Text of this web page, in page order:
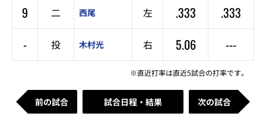
9
二 西尾 左 .333
.333
-
投 木村光 右 5.06 ---
※直近打率は直近5試合の打率です。
前の試合 試合日程・結果 次の試合